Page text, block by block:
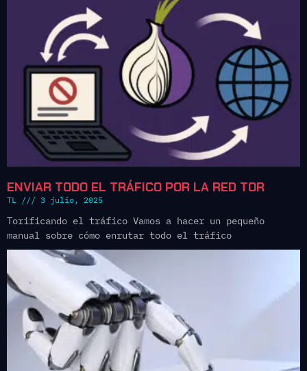
ENVIAR TODO EL TRÁFICO POR LA RED TOR
TL 3 julio, 2025
Torificando el tráfico Vamos a hacer un pequeño
manual sobre cómo enrutar todo el tráfico